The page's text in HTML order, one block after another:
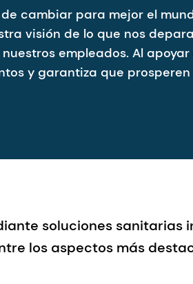
cambiar para mejor el
visión de lo que nos
empleados. Al
y garantiza que
soluciones
los aspectos más